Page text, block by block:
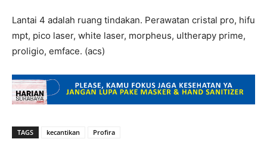
Lantai 4 adalah ruang tindakan. Perawatan cristal pro, hifu
mpt, pico laser, white laser, morpheus, ultherapy prime,
proligio, emface. (acs)
TAGS kecantikan Profira